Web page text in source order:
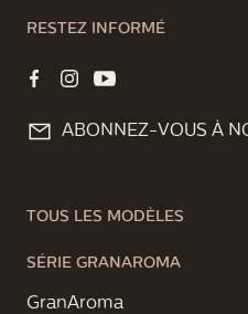
RESTEZ INFORMÉ
ABONNEZ-VOUS À
TOUS LES MODÈLES
SÉRIE GRANAROMA
GranAroma